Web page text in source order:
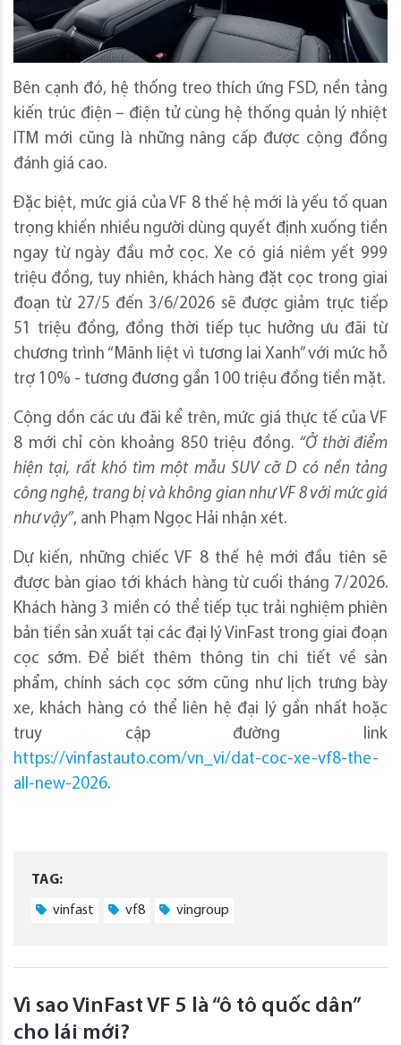
Bên cạnh đó, hệ thống treo thích ứng FSD, nền tảng
kiến trúc điện – điện tử cùng hệ thống quản lý nhiệt
ITM mới cũng là những nâng cấp được cộng đồng
đánh giá cao.
Đặc biệt, mức giá của VF 8 thế hệ mới là yếu tố quan
trọng khiến nhiều người dùng quyết định xuống tiền
ngay từ ngày đầu mở cọc. Xe có giá niêm yết 999
triệu đồng, tuy nhiên, khách hàng đặt cọc trong giai
đoạn từ 27/5 đến 3/6/2026 sẽ được giảm trực tiếp
51 triệu đồng, đồng thời tiếp tục hưởng ưu đãi từ
chương trình “Mãnh liệt vì tương lai Xanh” với mức hỗ
trợ 10% - tương đương gần 100 triệu đồng tiền mặt.
Cộng dồn các ưu đãi kể trên, mức giá thực tế của VF
8 mới chỉ còn khoảng 850 triệu đồng. “Ở thời điểm
hiện tại, rất khó tìm một mẫu SUV cỡ D có nền tảng
công nghệ, trang bị và không gian như VF 8 với mức giá
như vậy”, anh Phạm Ngọc Hải nhận xét.
Dự kiến, những chiếc VF 8 thế hệ mới đầu tiên sẽ
được bàn giao tới khách hàng từ cuối tháng 7/2026.
Khách hàng 3 miền có thể tiếp tục trải nghiệm phiên
bản tiền sản xuất tại các đại lý VinFast trong giai đoạn
cọc sớm. Để biết thêm thông tin chi tiết về sản
phẩm, chính sách cọc sớm cũng như lịch trưng bày
xe, khách hàng có thể liên hệ đại lý gần nhất hoặc
truy cập đường link
https://vinfastauto.com/vn_vi/dat-coc-xe-vf8-the-
all-new-2026.
TAG:
vinfast vf8 vingroup
Vì sao VinFast VF 5 là “ô tô quốc dân”
cho lái mới?